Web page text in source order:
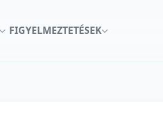
FIGYELMEZTETÉSEK